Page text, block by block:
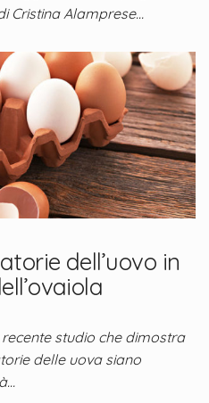
Cristina Alamprese…
dell’uovo in
studio che dimostra
delle uova siano